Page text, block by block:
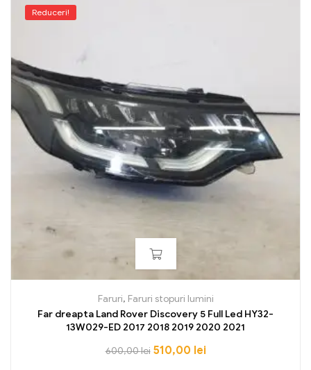
Reduceri!
Faruri, Faruri stopuri lumini
Far dreapta Land Rover Discovery 5 Full Led HY32-
13W029-ED 2017 2018 2019 2020 2021
600,00lei 510,00 lei